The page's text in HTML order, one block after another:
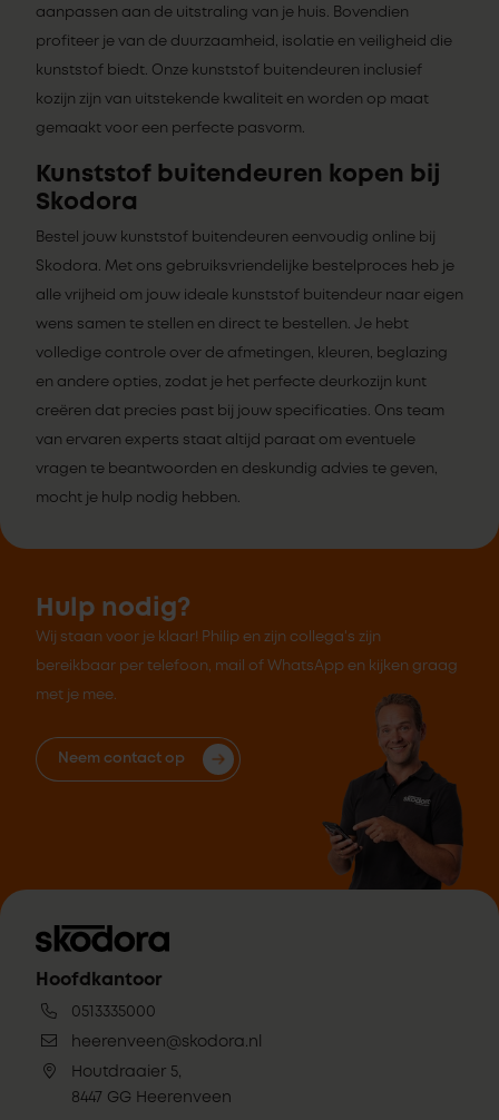
aanpassen aan de uitstraling van je huis. Bovendien
profiteer je van de duurzaamheid, isolatie en veiligheid die
kunststof biedt. Onze kunststof buitendeuren inclusief
kozijn zijn van uitstekende kwaliteit en worden op maat
gemaakt voor een perfecte pasvorm.
Kunststof buitendeuren kopen bij
Skodora
Bestel jouw kunststof buitendeuren eenvoudig online bij
Skodora. Met ons gebruiksvriendelijke bestelproces heb je
alle vrijheid om jouw ideale kunststof buitendeur naar eigen
wens samen te stellen en direct te bestellen. Je hebt
volledige controle over de afmetingen, kleuren, beglazing
en andere opties, zodat je het perfecte deurkozijn kunt
creëren dat precies past bij jouw specificaties. Ons team
van ervaren experts staat altijd paraat om eventuele
vragen te beantwoorden en deskundig advies te geven,
mocht je hulp nodig hebben.
Hulp nodig?
Wij staan voor je klaar! Philip en zijn collega's zijn
bereikbaar per telefoon, mail of WhatsApp en kijken graag
met je mee.
Neem contact op
Hoofdkantoor
0513335000
heerenveen@skodora.nl
Houtdraaier 5,
8447 GG Heerenveen